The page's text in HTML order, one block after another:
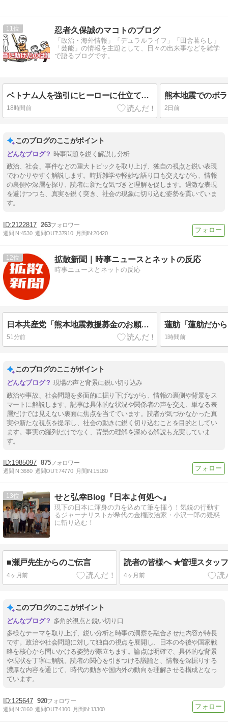
11 忍者久保誠のマコトのブログ
「政治・海外情報」「デュラルライフ」「田舎暮らし」
「芸能」の情報を主題として、日々の出来事などを雑学
で語るブログです。
ベトナム人を強引にヒーローに仕立て上げるマスゴミの悪辣さ
18時間前 2日前
このブログのここがポイント
時事問題を鋭く解説し分析
政治、社会、事件などの重大トピックを取り上げ、独自の視点と鋭い表現
でわかりやすく解説します。時折雑学や軽妙な語り口も交えながら、情報
の裏側や深層を探り、読者に新たな気づきと理解を促します。過激な表現
を避けつつも、真実を鋭く突き、社会の現象に切り込む姿勢を貫いていま
す。
2122817 263
週間IN:4530 週間OUT:37910 月間IN:20420
12 拡散新聞｜時事ニュースとネットの反応
時事ニュースとネットの反応
日本共産党「熊本地震救援募金のお願いしていたところ、党員に向かって、若い女性が中指を立てて行きました… 募金箱を持っていた人は中指がメガネに当たり、危うく怪我をするところでした」➾ ネット「それはないわーーｗｗｗ」「何から何まで盛るよな…」
51分前 1時間前
このブログのここがポイント
現場の声と背景に鋭い切り込み
政治や事故、社会問題を多面的に掘り下げながら、情報の裏側や背景をス
マートに解説します。記事は具体的な状況や関係者の声を交え、単なる表
層だけでは見えない裏面に焦点を当てています。読者が気づかなかった真
実や新たな視点を提示し、社会の動きに鋭く切り込むことを目的としてい
ます。事実の羅列だけでなく、背景の理解を深める解説も充実していま
す。
1985097 875
週間IN:3680 週間OUT:74770 月間IN:15180
13 せと弘幸Blog『日本よ何処へ』
現下の日本に渾身の力を込めて筆を揮う！気鋭の行動す
るジャーナリストが希代の金権政治家・小沢一郎の疑惑
に斬り込む！
■瀬戸先生からのご伝言
4ヶ月前
読者の皆様へ ★管理スタッ
4ヶ月前
このブログのここがポイント
多角的視点と鋭い切り口
多様なテーマを取り上げ、鋭い分析と時事の洞察を融合させた内容が特長
です。政治や社会問題に対して独自の視点を展開し、日本の今後や国家戦
略を核心から問いかける姿勢が際立ちます。論点は明確で、具体的な背景
や現状を丁寧に解説。読者の関心を引きつける議論と、情報を深掘りする
濃厚な内容を通じて、時代の動きや国内外の動向を理解させる構成となっ
ています。
125647 920
週間IN:3160 週間OUT:4100 月間IN:13300